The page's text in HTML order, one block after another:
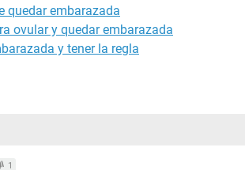
quedar embarazada
ovular y quedar embarazada
y tener la regla
1